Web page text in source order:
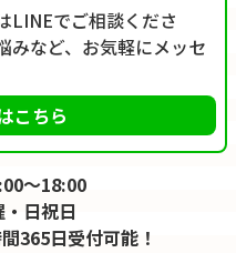
LINEでご相談くださ
みなど、お気軽にメッセ
こちら
～18:00
日祝日
365日受付可能！